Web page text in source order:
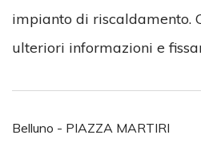
impianto di riscaldamento.
ulteriori informazioni e
Belluno - PIAZZA MARTIRI